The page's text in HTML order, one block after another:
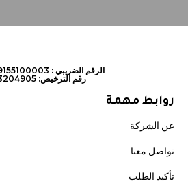
الرقم الضريبي : 311839155100003
رقم الترخيص: 73204905
روابط مهمة
عن الشركة
تواصل معنا
تأكيد الطلب